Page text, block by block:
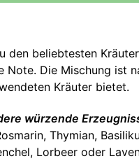
den beliebtesten
Note. Die Mischung ist
Kräuter bietet.
würzende
Thymian,
Lorbeer oder